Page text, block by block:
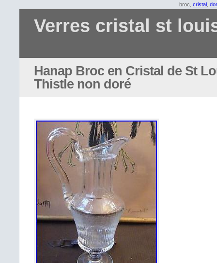
broc, cristal
Verres cristal st
Hanap Broc en Cristal de St
Thistle non doré